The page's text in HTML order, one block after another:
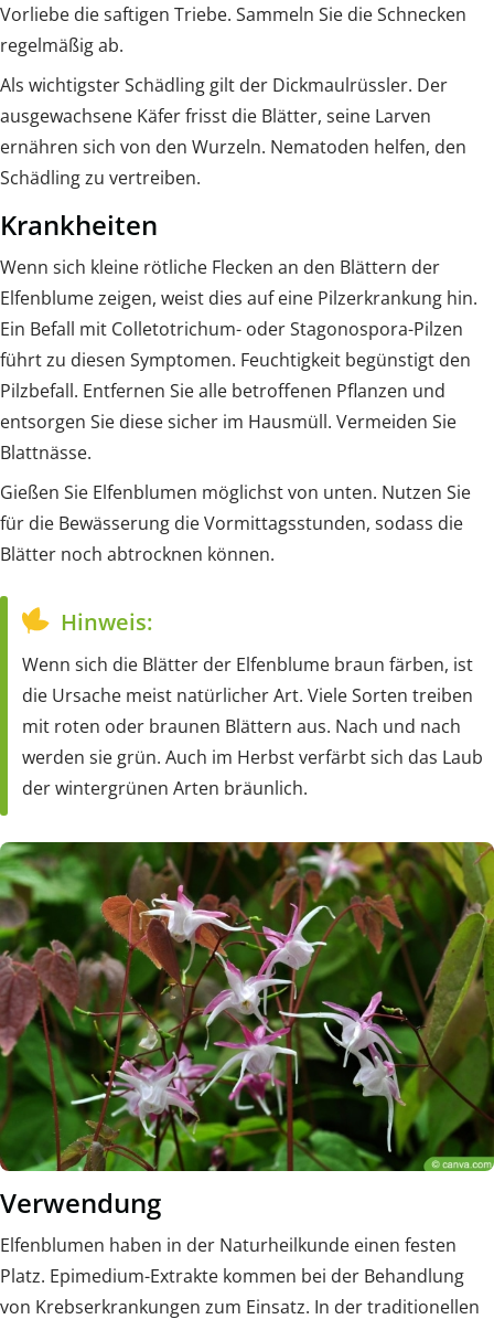
Vorliebe die saftigen Triebe. Sammeln Sie die Schnecken
regelmäßig ab.
Als wichtigster Schädling gilt der Dickmaulrüssler. Der
ausgewachsene Käfer frisst die Blätter, seine Larven
ernähren sich von den Wurzeln. Nematoden helfen, den
Schädling zu vertreiben.
Krankheiten
Wenn sich kleine rötliche Flecken an den Blättern der
Elfenblume zeigen, weist dies auf eine Pilzerkrankung hin.
Ein Befall mit Colletotrichum- oder Stagonospora-Pilzen
führt zu diesen Symptomen. Feuchtigkeit begünstigt den
Pilzbefall. Entfernen Sie alle betroffenen Pflanzen und
entsorgen Sie diese sicher im Hausmüll. Vermeiden Sie
Blattnässe.
Gießen Sie Elfenblumen möglichst von unten. Nutzen Sie
für die Bewässerung die Vormittagsstunden, sodass die
Blätter noch abtrocknen können.
Hinweis:
Wenn sich die Blätter der Elfenblume braun färben, ist
die Ursache meist natürlicher Art. Viele Sorten treiben
mit roten oder braunen Blättern aus. Nach und nach
werden sie grün. Auch im Herbst verfärbt sich das Laub
der wintergrünen Arten bräunlich.
Verwendung
Elfenblumen haben in der Naturheilkunde einen festen
Platz. Epimedium-Extrakte kommen bei der Behandlung
von Krebserkrankungen zum Einsatz. In der traditionellen